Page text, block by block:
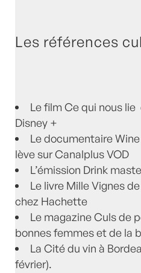
Les références
Le film Ce qui nous
Disney +
Le documentaire
lève sur Canalplus VOD
L’émission Drink
Le livre Mille Vignes
chez Hachette
Le magazine Culs de
bonnes femmes et de la
La Cité du vin à
février).